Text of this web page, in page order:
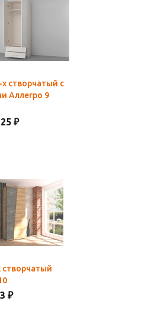
створчатый с
Аллегро 9
₽
₽